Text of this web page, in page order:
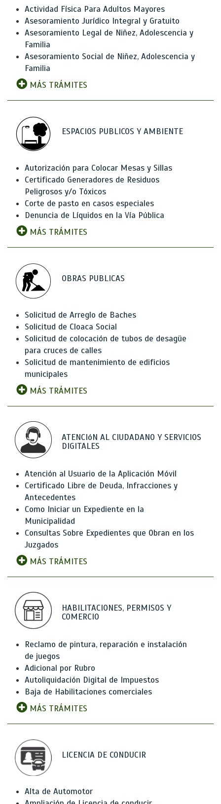
Actividad Física Para Adultos Mayores
Asesoramiento Jurídico Integral y Gratuito
Asesoramiento Legal de Niñez, Adolescencia y
Familia
Asesoramiento Social de Niñez, Adolescencia y
Familia
MÁS TRÁMITES
ESPACIOS PUBLICOS Y AMBIENTE
Autorización para Colocar Mesas y Sillas
Certificado Generadores de Residuos
Peligrosos y/o Tóxicos
Corte de pasto en casos especiales
Denuncia de Líquidos en la Vía Pública
MÁS TRÁMITES
OBRAS PUBLICAS
Solicitud de Arreglo de Baches
Solicitud de Cloaca Social
Solicitud de colocación de tubos de desagüe
para cruces de calles
Solicitud de mantenimiento de edificios
municipales
MÁS TRÁMITES
ATENCIóN AL CIUDADANO Y SERVICIOS
DIGITALES
Atención al Usuario de la Aplicación Móvil
Certificado Libre de Deuda, Infracciones y
Antecedentes
Como Iniciar un Expediente en la
Municipalidad
Consultas Sobre Expedientes que Obran en los
Juzgados
MÁS TRÁMITES
HABILITACIONES, PERMISOS Y
COMERCIO
Reclamo de pintura, reparación e instalación
de juegos
Adicional por Rubro
Autoliquidación Digital de Impuestos
Baja de Habilitaciones comerciales
MÁS TRÁMITES
LICENCIA DE CONDUCIR
Alta de Automotor